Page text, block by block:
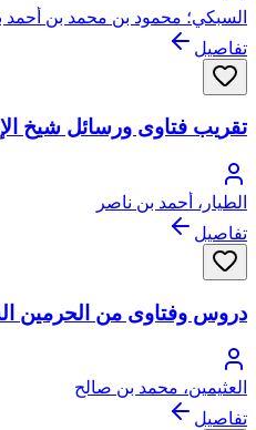
السبكي؛ محمود بن محمد بن
تفاصيل
تقريب فتاوى ورسائل شيخ
الطيار، أحمد بن ناصر
تفاصيل
دروس وفتاوى من الحرمين
العثيمين، محمد بن صالح
تفاصيل